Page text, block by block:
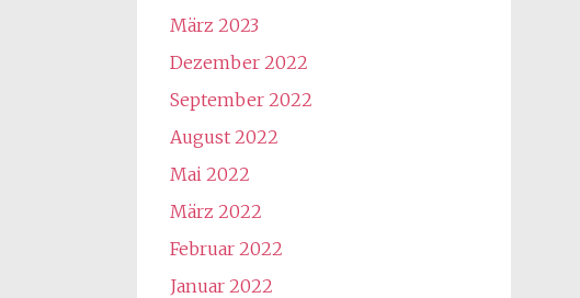
März 2023
Dezember 2022
September 2022
August 2022
Mai 2022
März 2022
Februar 2022
Januar 2022